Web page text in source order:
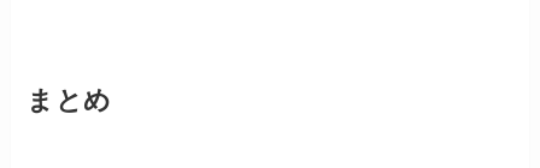
まとめ